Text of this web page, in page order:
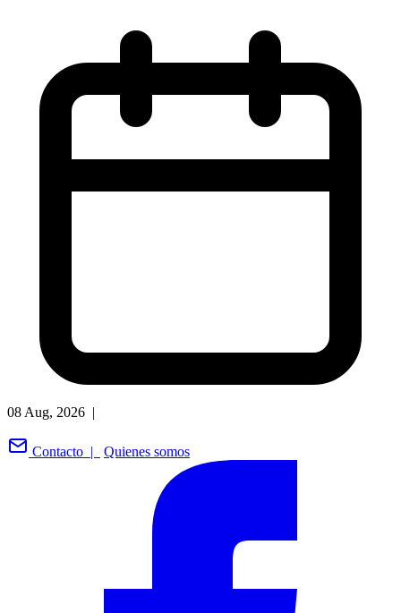
08 Aug, 2026 |
Contacto | Quienes somos